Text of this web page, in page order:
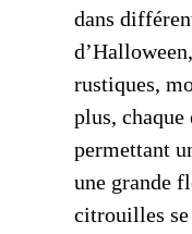
dans
rustiques,
plus, chaque
permettant
une grande
citrouilles se